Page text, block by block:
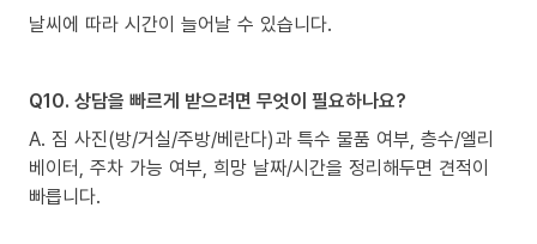
날씨에 따라 시간이 늘어날 수 있습니다.
Q10. 상담을 빠르게 받으려면 무엇이 필요하나요?
A. 짐 사진(방/거실/주방/베란다)과 특수 물품 여부, 층수/엘리
베이터, 주차 가능 여부, 희망 날짜/시간을 정리해두면 견적이
빠릅니다.